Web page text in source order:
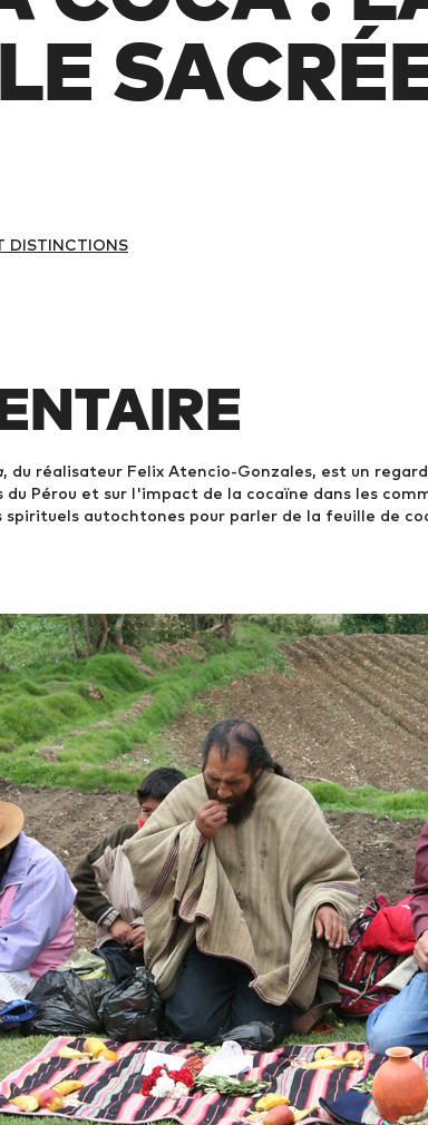
DISTINCTIONS
, du réalisateur Felix Atencio-Gonzales, est un
Pérou et sur l'impact de la cocaïne dans les
autochtones pour parler de la feuille de